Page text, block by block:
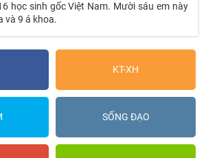
học sinh gốc Việt Nam. Mười sáu em này
và 9 á khoa.
KT-XH
SỐNG ĐẠO